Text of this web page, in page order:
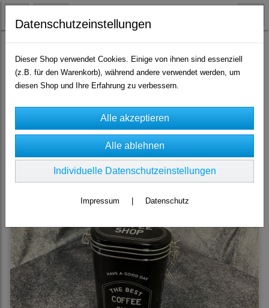
NEU
Sortierung wählen
Hier sehen Sie unsereneuen Produkte
Datenschutzeinstellungen
Dieser Shop verwendet Cookies. Einige von ihnen sind essenziell
(z.B. für den Warenkorb), während andere verwendet werden, um
diesen Shop und Ihre Erfahrung zu verbessern.
Individuelle Datenschutzeinstellungen
Impressum Datenschutz